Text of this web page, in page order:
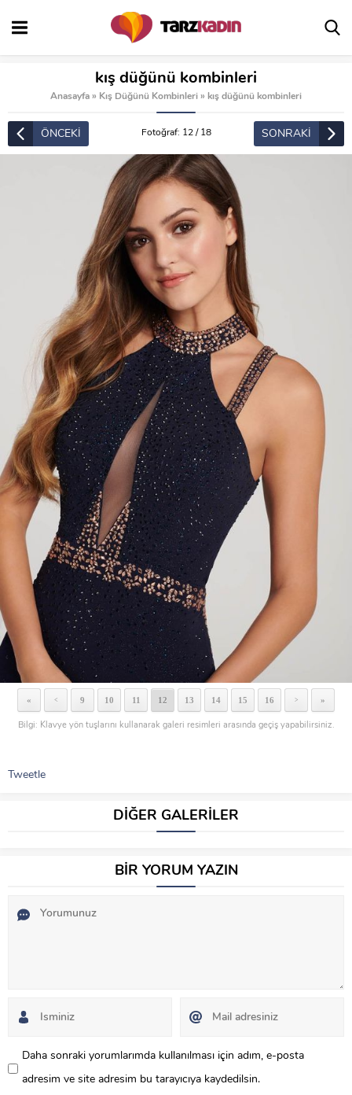
kış düğünü kombinleri
Anasayfa » Kış Düğünü Kombinleri » kış düğünü kombinleri
ÖNCEKİ Fotoğraf: 12 / 18 SONRAKİ
« < 9 10 11 12 13 14 15 16 > »
Bilgi: Klavye yön tuşlarını kullanarak galeri resimleri arasında geçiş yapabilirsiniz.
Tweetle
DİĞER GALERİLER
BİR YORUM YAZIN
Daha sonraki yorumlarımda kullanılması için adım, e-posta
adresim ve site adresim bu tarayıcıya kaydedilsin.